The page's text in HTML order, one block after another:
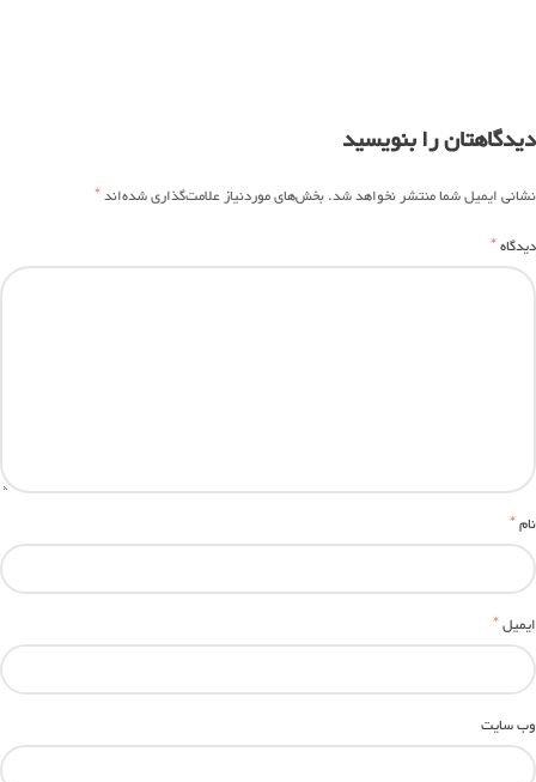
دیدگاهتان را بنویسید
نشانی ایمیل شما منتشر نخواهد شد.بخش‌های موردنیاز علامت‌گذاری شده‌اند*
دیدگاه*
نام*
ایمیل*
وب‌ سایت